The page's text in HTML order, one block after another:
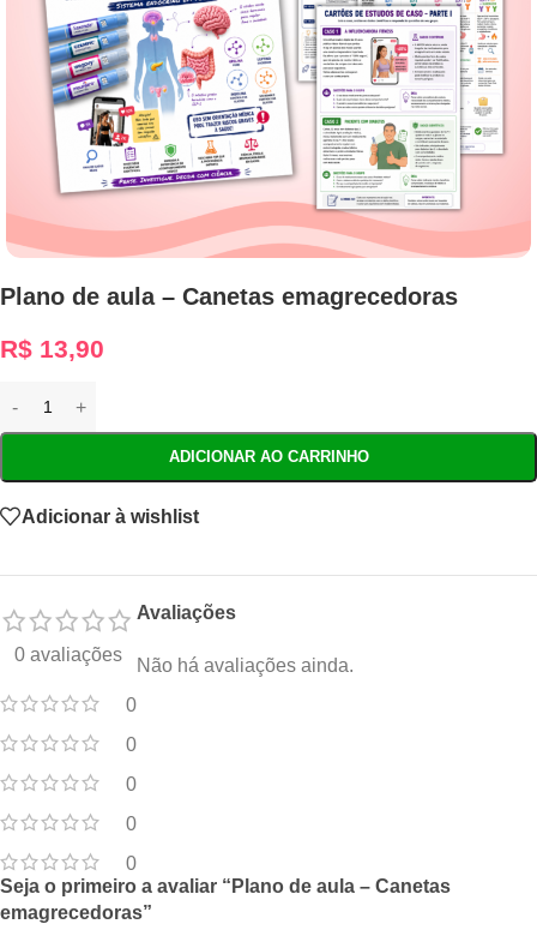
Plano de aula – Canetas emagrecedoras
R$ 13,90
ADICIONAR AO CARRINHO
Adicionar à wishlist
0 avaliações
0
0
0
0
0
Avaliações
Não há avaliações ainda.
Seja o primeiro a avaliar “Plano de aula – Canetas
emagrecedoras”